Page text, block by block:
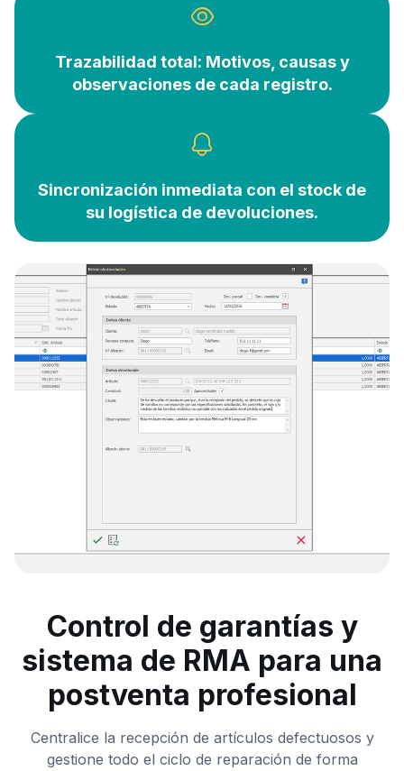
Trazabilidad total: Motivos, causas y
observaciones de cada registro.
Sincronización inmediata con el stock de
su logística de devoluciones.
Control de garantías y
sistema de RMA para una
postventa profesional
Centralice la recepción de artículos defectuosos y
gestione todo el ciclo de reparación de forma